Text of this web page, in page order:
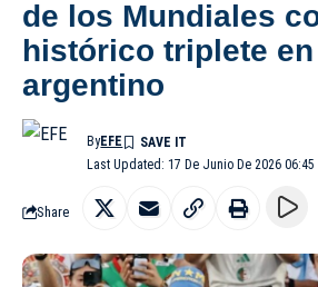
de los Mundiales
histórico triplete
argentino
Last Updated: 17 De Junio De 2026 06:45
ByEFE
Share